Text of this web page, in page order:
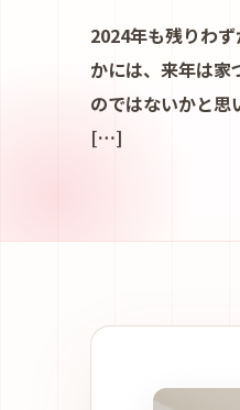
2024年も残りわ
かには、来年は家
のではないかと思
[…]